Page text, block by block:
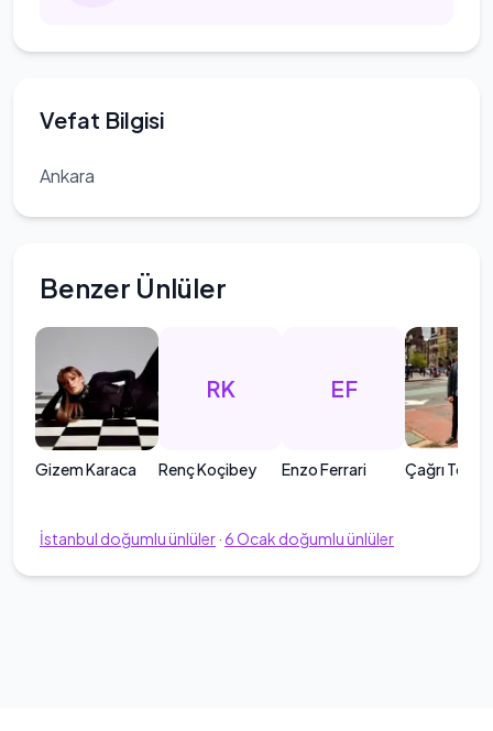
Vefat Bilgisi
Ankara
Benzer Ünlüler
Gizem Karaca
RK
Renç Koçibey
EF
Enzo Ferrari Çağrı
İstanbul doğumlu ünlüler·6Ocak doğumlu ünlüler